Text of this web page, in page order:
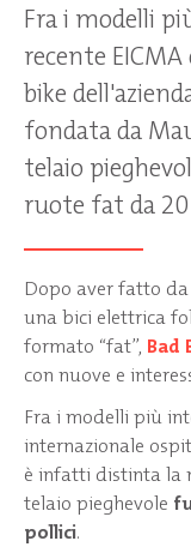
Fra i modelli
recente
bike
fondata da
telaio
ruote fat da
Dopo aver fatto
una bici elettrica
formato “fat”, Bad
con nuove e
Fra i modelli più
internazionale
è infatti distinta la
telaio pieghevole
pollici.